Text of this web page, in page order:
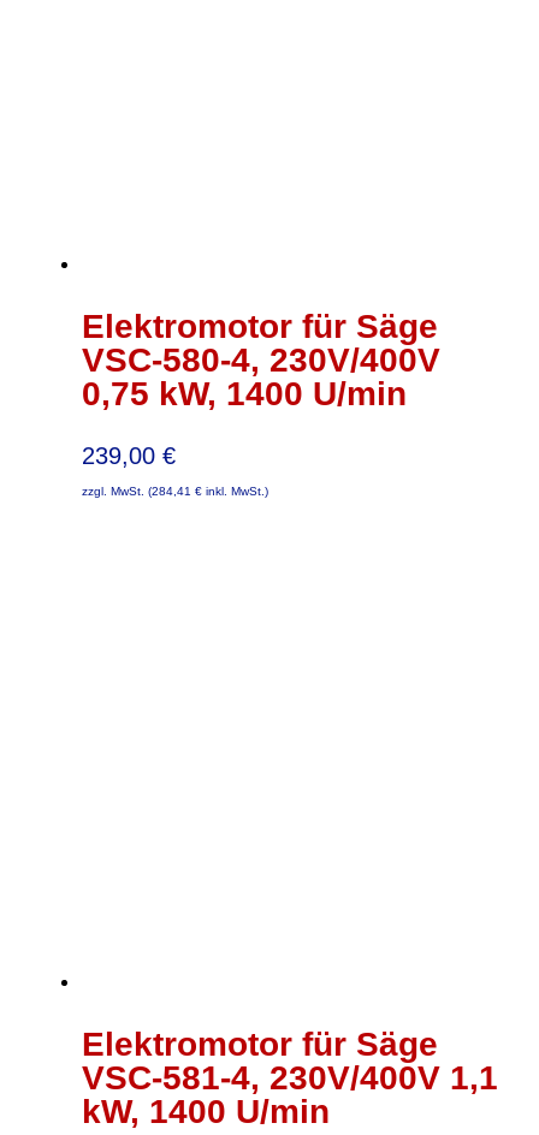
Elektromotor für Säge
VSC-580-4, 230V/400V
0,75 kW, 1400 U/min
239,00 €
zzgl. MwSt. (284,41 € inkl. MwSt.)
Elektromotor für Säge
VSC-581-4, 230V/400V 1,1
kW, 1400 U/min